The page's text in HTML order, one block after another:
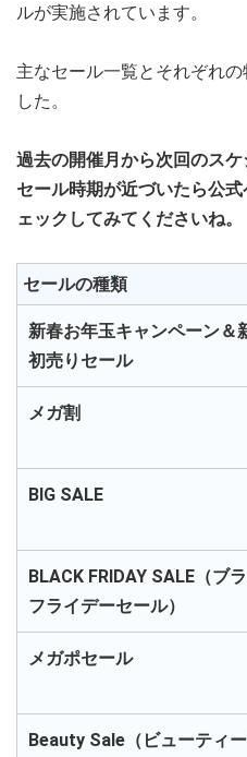
ルが実施されています。
主なセール一覧とそれぞれ
した。
過去の開催月から次回のスケ
セール時期が近づいたら公
ェックしてみてくださいね。
セールの種類
新春お年玉キャンペーン＆
初売りセール
メガ割
BIG SALE
BLACK FRIDAY SALE（ブ
フライデーセール）
メガポセール
Beauty Sale（ビューティ